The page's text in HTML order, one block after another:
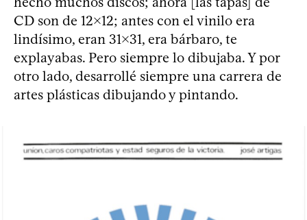
CD son de 12x12; antes con el vinilo era
lindísimo, eran 31x31, era bárbaro, te
explayabas. Pero siempre lo dibujaba. Y por
otro lado, desarrollé siempre una carrera de
artes plásticas dibujando y pintando.